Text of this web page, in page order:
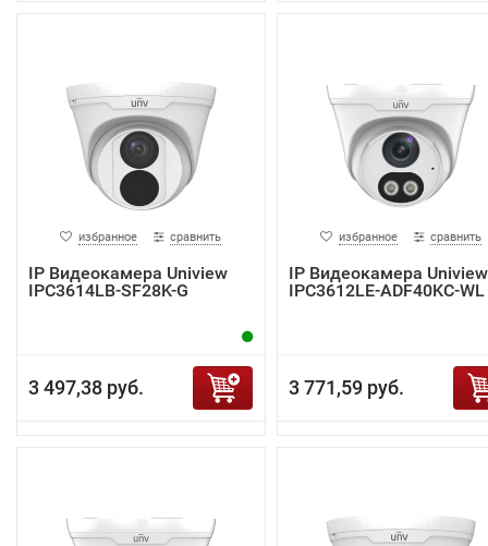
избранное сравнить
IP Видеокамера Uniview
IPC3614LB-SF28K-G
3 497,38 руб.
избранное сравнить
IP Видеокамера Uniview
IPC3612LE-ADF40KC-WL
3 771,59 руб.